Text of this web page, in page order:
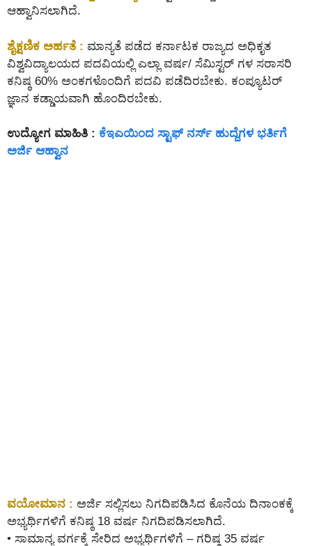
ಆಹ್ವಾನಿಸಲಾಗಿದೆ.
ಶೈಕ್ಷಣಿಕ ಅರ್ಹತೆ : ಮಾನ್ಯತೆ ಪಡೆದ ಕರ್ನಾಟಕ ರಾಜ್ಯದ ಅಧಿಕೃತ
ವಿಶ್ವವಿದ್ಯಾಲಯದ ಪದವಿಯಲ್ಲಿ ಎಲ್ಲಾ ವರ್ಷ/ ಸೆಮಿಸ್ಟರ್ ಗಳ ಸರಾಸರಿ
ಕನಿಷ್ಠ 60% ಅಂಕಗಳೊಂದಿಗೆ ಪದವಿ ಪಡೆದಿರಬೇಕು. ಕಂಪ್ಯೂಟರ್
ಜ್ಞಾನ ಕಡ್ಡಾಯವಾಗಿ ಹೊಂದಿರಬೇಕು.
ಉದ್ಯೋಗ ಮಾಹಿತಿ : ಕೆಇಎಯಿಂದ ಸ್ಟಾಫ್ ನರ್ಸ್ ಹುದ್ದೆಗಳ ಭರ್ತಿಗೆ
ಅರ್ಜಿ ಆಹ್ವಾನ
ವಯೋಮಾನ : ಅರ್ಜಿ ಸಲ್ಲಿಸಲು ನಿಗದಿಪಡಿಸಿದ ಕೊನೆಯ ದಿನಾಂಕಕ್ಕೆ
ಅಭ್ಯರ್ಥಿಗಳಿಗೆ ಕನಿಷ್ಠ 18 ವರ್ಷ ನಿಗದಿಪಡಿಸಲಾಗಿದೆ.
• ಸಾಮಾನ್ಯ ವರ್ಗಕ್ಕೆ ಸೇರಿದ ಅಭ್ಯರ್ಥಿಗಳಿಗೆ – ಗರಿಷ್ಠ 35 ವರ್ಷ